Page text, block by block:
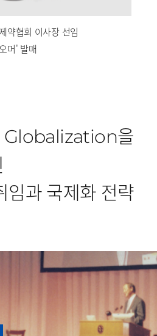
약협회 이사장 선임
머' 발매
Globalization을
임과 국제화 전략